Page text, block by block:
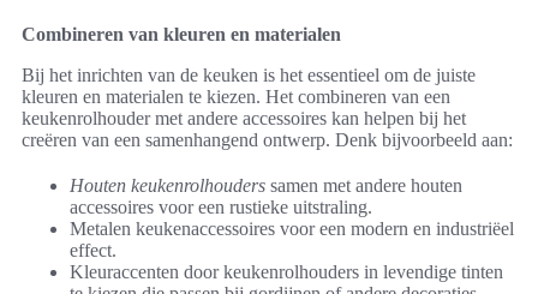
Combineren van kleuren en materialen
Bij het inrichten van de keuken is het essentieel om de juiste
kleuren en materialen te kiezen. Het combineren van een
keukenrolhouder met andere accessoires kan helpen bij het
creëren van een samenhangend ontwerp. Denk bijvoorbeeld aan:
Houten keukenrolhouders samen met andere houten
accessoires voor een rustieke uitstraling.
Metalen keukenaccessoires voor een modern en industriëel
effect.
Kleuraccenten door keukenrolhouders in levendige tinten